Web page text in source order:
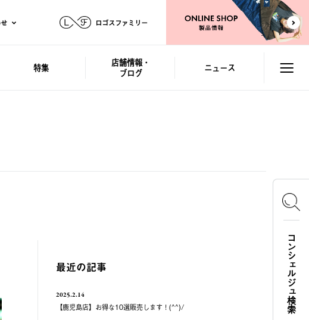
ロゴスファミリー
特集
店舗情報・
ブログ
ニュース
最近の記事
2025.2.14
【鹿児島店】お得な10選販売します！(^^)/
コンシェルジュ検索